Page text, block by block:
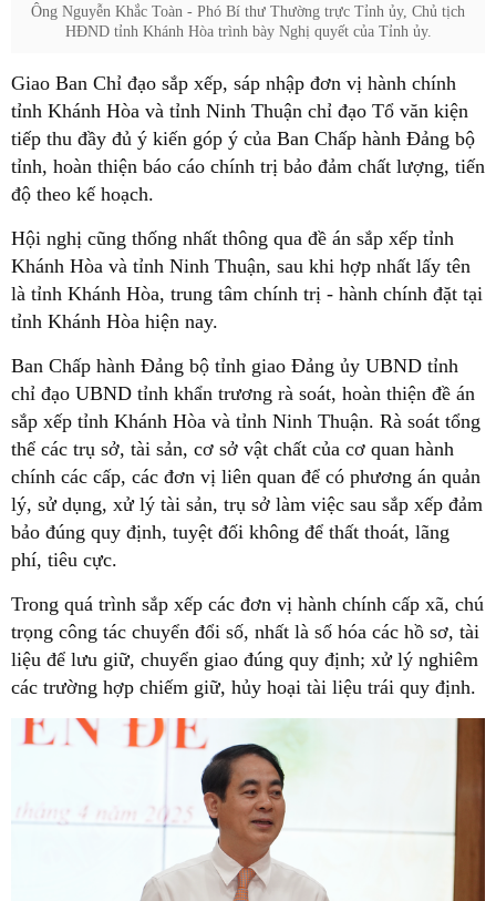
Ông Nguyễn Khắc Toàn - Phó Bí thư Thường trực Tỉnh ủy, Chủ tịch
HĐND tỉnh Khánh Hòa trình bày Nghị quyết của Tỉnh ủy.
Giao Ban Chỉ đạo sắp xếp, sáp nhập đơn vị hành chính
tỉnh Khánh Hòa và tỉnh Ninh Thuận chỉ đạo Tổ văn kiện
tiếp thu đầy đủ ý kiến góp ý của Ban Chấp hành Đảng bộ
tỉnh, hoàn thiện báo cáo chính trị bảo đảm chất lượng, tiến
độ theo kế hoạch.
Hội nghị cũng thống nhất thông qua đề án sắp xếp tỉnh
Khánh Hòa và tỉnh Ninh Thuận, sau khi hợp nhất lấy tên
là tỉnh Khánh Hòa, trung tâm chính trị - hành chính đặt tại
tỉnh Khánh Hòa hiện nay.
Ban Chấp hành Đảng bộ tỉnh giao Đảng ủy UBND tỉnh
chỉ đạo UBND tỉnh khẩn trương rà soát, hoàn thiện đề án
sắp xếp tỉnh Khánh Hòa và tỉnh Ninh Thuận. Rà soát tổng
thể các trụ sở, tài sản, cơ sở vật chất của cơ quan hành
chính các cấp, các đơn vị liên quan để có phương án quản
lý, sử dụng, xử lý tài sản, trụ sở làm việc sau sắp xếp đảm
bảo đúng quy định, tuyệt đối không để thất thoát, lãng
phí, tiêu cực.
Trong quá trình sắp xếp các đơn vị hành chính cấp xã, chú
trọng công tác chuyển đổi số, nhất là số hóa các hồ sơ, tài
liệu để lưu giữ, chuyển giao đúng quy định; xử lý nghiêm
các trường hợp chiếm giữ, hủy hoại tài liệu trái quy định.